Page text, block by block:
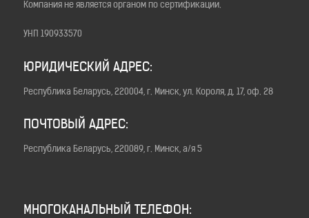
Компания не является органом по сертификации.
УНП 190933570
ЮРИДИЧЕСКИЙ АДРЕС:
Республика Беларусь, 220004, г. Минск, ул. Короля, д. 17, оф. 28
ПОЧТОВЫЙ АДРЕС:
Республика Беларусь, 220089, г. Минск, а/я 5
МНОГОКАНАЛЬНЫЙ ТЕЛЕФОН: